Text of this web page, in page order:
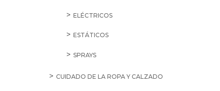
ELÉCTRICOS
ESTÁTICOS
SPRAYS
CUIDADO DE LA ROPA Y CALZADO